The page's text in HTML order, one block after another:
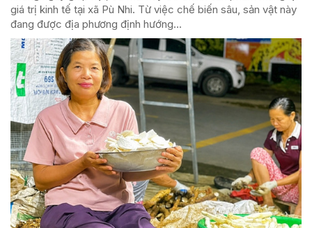
giá trị kinh tế tại xã Pù Nhi. Từ việc chế biến sâu, sản vật này
đang được địa phương định hướng...